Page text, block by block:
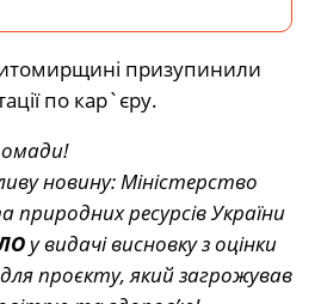
призупинили
по кар`єру.
новину: Міністерство
природних ресурсів України
у видачі висновку з оцінки
проєкту, який загрожував